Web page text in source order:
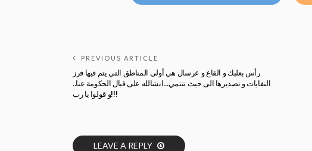
PREVIOUS ARTICLE
رأس بعلبك و القاع و عرسال هي أولى المناطق التي يتم فيها فرز
النفايات و تصديرها الى حيث تنتمي…انشالله على قبال الحكومة عنا..
و قولوا يا رب!!!
LEAVE A REPLY